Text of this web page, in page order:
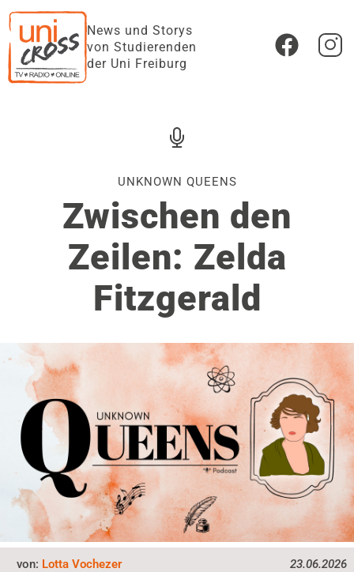
News und Storys
von Studierenden
der Uni Freiburg
UNKNOWN QUEENS
Zwischen den
Zeilen: Zelda
Fitzgerald
23.06.2026
von: Lotta Vochezer